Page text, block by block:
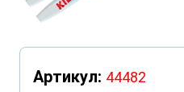
Артикул: 44482